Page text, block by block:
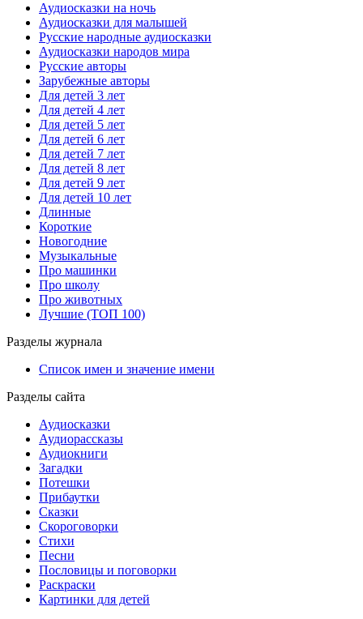
Аудиосказки на ночь
Аудиосказки для малышей
Русские народные аудиосказки
Аудиосказки народов мира
Русские авторы
Зарубежные авторы
Для детей 3 лет
Для детей 4 лет
Для детей 5 лет
Для детей 6 лет
Для детей 7 лет
Для детей 8 лет
Для детей 9 лет
Для детей 10 лет
Длинные
Короткие
Новогодние
Музыкальные
Про машинки
Про школу
Про животных
Лучшие (ТОП 100)
Разделы журнала
Список имен и значение имени
Разделы сайта
Аудиосказки
Аудиорассказы
Аудиокниги
Загадки
Потешки
Прибаутки
Сказки
Скороговорки
Стихи
Песни
Пословицы и поговорки
Раскраски
Картинки для детей